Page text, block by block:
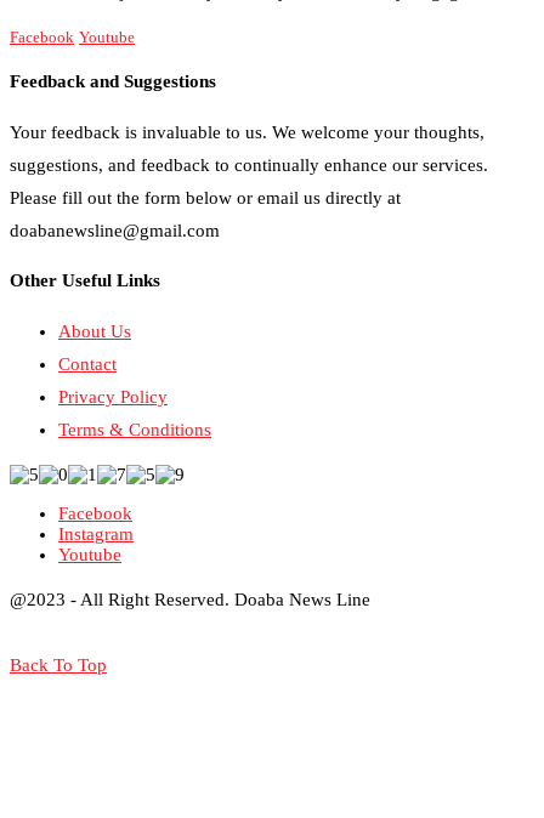
Facebook Youtube
Feedback and Suggestions
Your feedback is invaluable to us. We welcome your thoughts,
suggestions, and feedback to continually enhance our services.
Please fill out the form below or email us directly at
doabanewsline@gmail.com
Other Useful Links
About Us
Contact
Privacy Policy
Terms & Conditions
Facebook
Instagram
Youtube
@2023 - All Right Reserved. Doaba News Line
Back To Top